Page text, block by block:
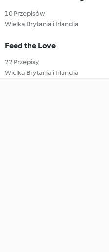
10 Przepisów
Wielka Brytania i Irlandia
Feed the Love
22 Przepisy
Wielka Brytania i Irlandia